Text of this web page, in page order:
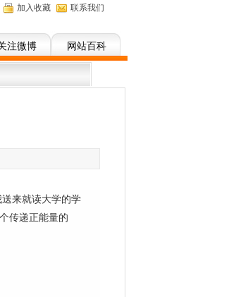
注微博 网站百科
加入收藏 联系我们
来就读大学的学
传递正能量的